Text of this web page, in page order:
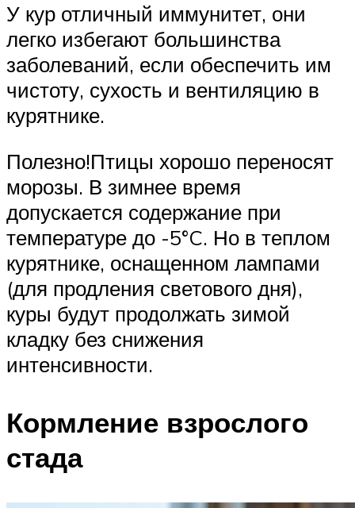
У кур отличный иммунитет, они
легко избегают большинства
заболеваний, если обеспечить им
чистоту, сухость и вентиляцию в
курятнике.
Полезно!Птицы хорошо переносят
морозы. В зимнее время
допускается содержание при
температуре до -5°C. Но в теплом
курятнике, оснащенном лампами
(для продления светового дня),
куры будут продолжать зимой
кладку без снижения
интенсивности.
Кормление взрослого
стада